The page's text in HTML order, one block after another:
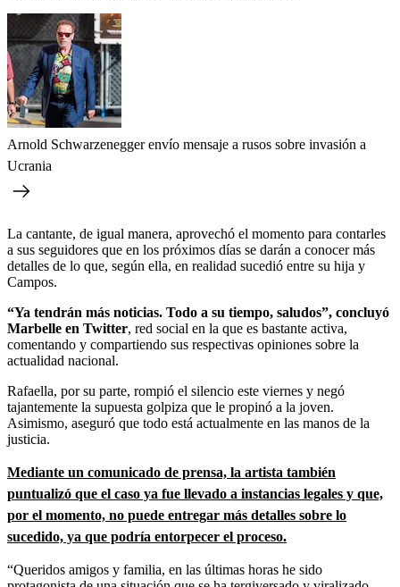
Arnold Schwarzenegger envío mensaje a rusos sobre invasión a
Ucrania
La cantante, de igual manera, aprovechó el momento para contarles
a sus seguidores que en los próximos días se darán a conocer más
detalles de lo que, según ella, en realidad sucedió entre su hija y
Campos.
“Ya tendrán más noticias. Todo a su tiempo, saludos”, concluyó
Marbelle en Twitter, red social en la que es bastante activa,
comentando y compartiendo sus respectivas opiniones sobre la
actualidad nacional.
Rafaella, por su parte, rompió el silencio este viernes y negó
tajantemente la supuesta golpiza que le propinó a la joven.
Asimismo, aseguró que todo está actualmente en las manos de la
justicia.
Mediante un comunicado de prensa, la artista también
puntualizó que el caso ya fue llevado a instancias legales y que,
por el momento, no puede entregar más detalles sobre lo
sucedido, ya que podría entorpecer el proceso.
“Queridos amigos y familia, en las últimas horas he sido